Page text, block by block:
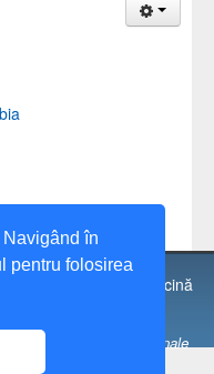
în
pentru folosirea
Facultatea de Medicină
operator de date personale